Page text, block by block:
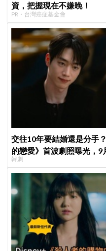
資，把握現在不嫌晚！
PR・台灣癌症基金會
交往10年要結婚還是分手
的戀愛》首波劇照曝光，9
韓劇